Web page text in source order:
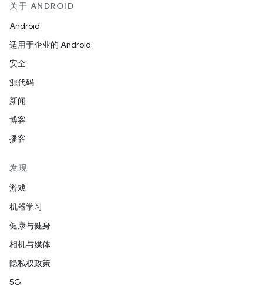
关于 ANDROID
Android
适用于企业的 Android
安全
源代码
新闻
博客
播客
发现
游戏
机器学习
健康与健身
相机与媒体
隐私权政策
5G